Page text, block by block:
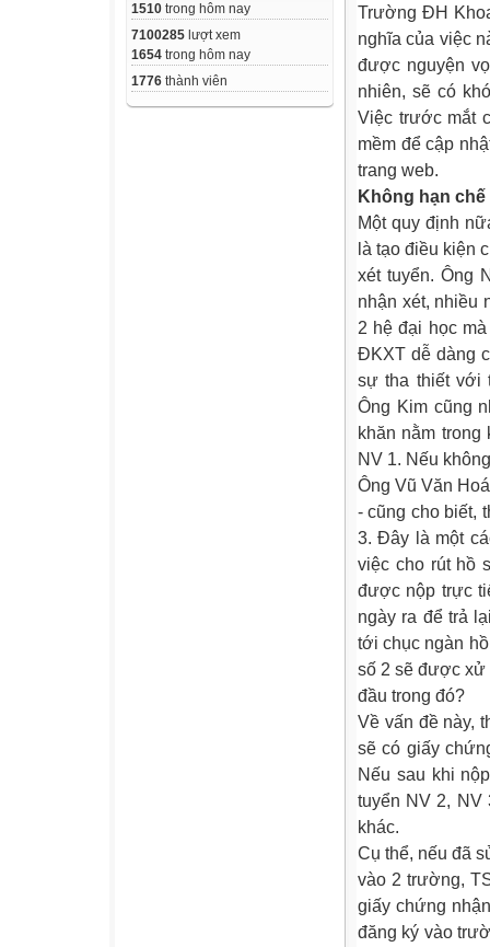
1510 trong hôm nay
7100285 lượt xem
1654 trong hôm nay
1776 thành viên
Trường ĐH
nghĩa của việc
được nguyện
nhiên, sẽ có
Việc trước mắt
mềm để cập
trang web.
Không hạn
Một quy định
là tạo điều kiện
xét tuyển. Ông
nhận xét, nhiều
2 hệ đại học
ĐKXT dễ dàng
sự tha thiết với
Ông Kim cũng
khăn nằm
NV 1. Nếu
Ông Vũ Văn
- cũng cho biết,
3. Đây là một
việc cho rút hồ
được nộp trực
ngày ra để trả
tới chục ngàn
số 2 sẽ được xử
đầu trong đó?
Về vấn đề này,
sẽ có giấy
Nếu sau khi
tuyển NV 2, NV
khác.
Cụ thể, nếu đã
vào 2 trường,
giấy chứng
đăng ký vào